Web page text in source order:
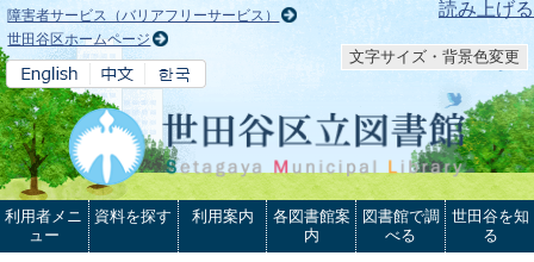
本文へ 読み上げる
障害者サービス（バリアフリーサービス）
世田谷区ホームページ
文字サイズ・背景色変更
利用者メニ
ュー
資料を探す 利用案内
各図書館案
内
図書館で調
べる
世田谷を知
る